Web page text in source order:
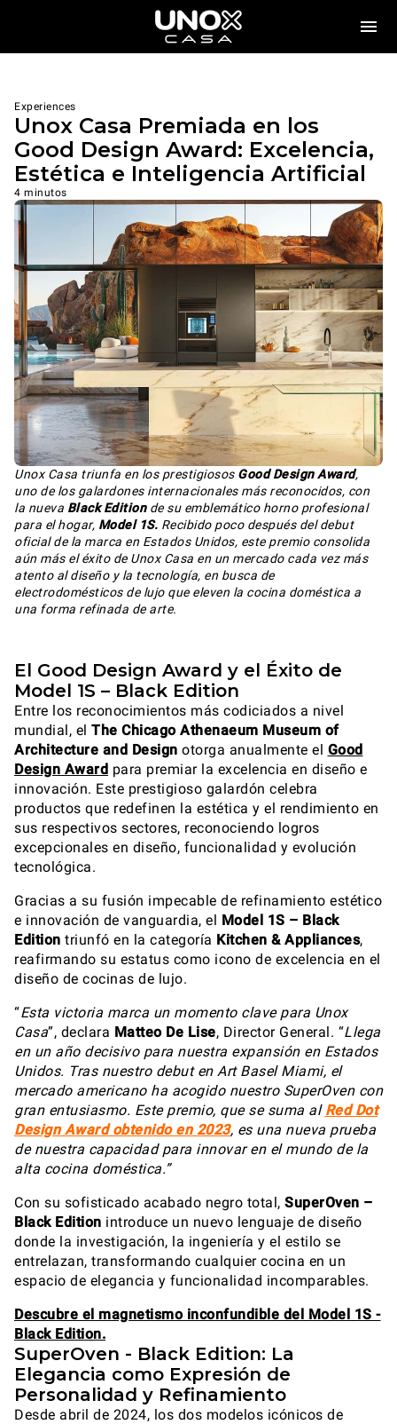
Experiences
Unox Casa Premiada en los
Good Design Award: Excelencia,
Estética e Inteligencia Artificial
4 minutos
Unox Casa triunfa en los prestigiosos Good Design Award,
uno de los galardones internacionales más reconocidos, con
la nueva Black Editionde su emblemático horno profesional
para el hogar, Model 1S. Recibido poco después del debut
oficial de la marca en Estados Unidos, este premio consolida
aún más el éxito de Unox Casa en un mercado cada vez más
atento al diseño y la tecnología, en busca de
electrodomésticos de lujo que eleven la cocina doméstica a
una forma refinada de arte.
El Good Design Award y el Éxito de
Model 1S – Black Edition
Entre los reconocimientos más codiciados a nivel
mundial, el The Chicago Athenaeum Museum of
Architecture and Design otorga anualmente el Good
Design Award para premiar la excelencia en diseño e
innovación. Este prestigioso galardón celebra
productos que redefinen la estética y el rendimiento en
sus respectivos sectores, reconociendo logros
excepcionales en diseño, funcionalidad y evolución
tecnológica.
Gracias a su fusión impecable de refinamiento estético
e innovación de vanguardia, el Model 1S – Black
Edition triunfó en la categoría Kitchen & Appliances,
reafirmando su estatus como icono de excelencia en el
diseño de cocinas de lujo.
“Esta victoria marca un momento clave para Unox
Casa”, declara Matteo De Lise, Director General. “Llega
en un año decisivo para nuestra expansión en Estados
Unidos. Tras nuestro debut en Art Basel Miami, el
mercado americano ha acogido nuestro SuperOven con
gran entusiasmo. Este premio, que se suma al Red Dot
Design Award obtenido en 2023, es una nueva prueba
de nuestra capacidad para innovar en el mundo de la
alta cocina doméstica.”
Con su sofisticado acabado negro total, SuperOven –
Black Edition introduce un nuevo lenguaje de diseño
donde la investigación, la ingeniería y el estilo se
entrelazan, transformando cualquier cocina en un
espacio de elegancia y funcionalidad incomparables.
Descubre el magnetismo inconfundible del Model 1S -
Black Edition.
SuperOven - Black Edition: La
Elegancia como Expresión de
Personalidad y Refinamiento
Desde abril de 2024, los dos modelos icónicos de